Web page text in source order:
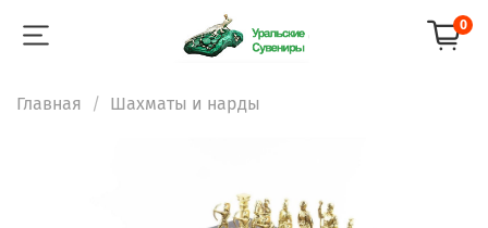
0
Главная Шахматы и нарды